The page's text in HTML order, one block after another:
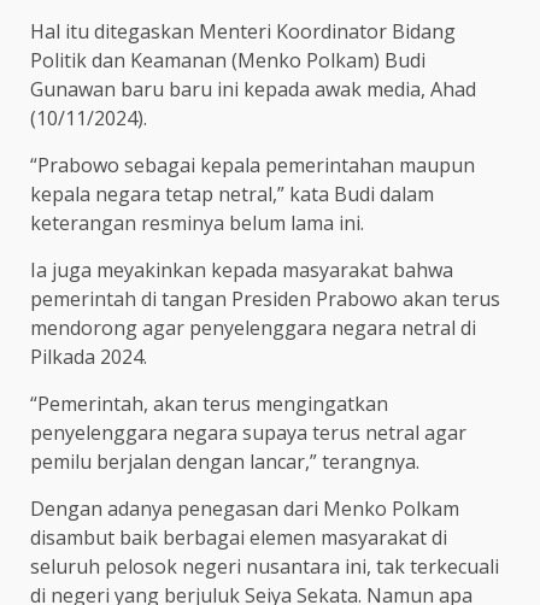
Hal itu ditegaskan Menteri Koordinator Bidang
Politik dan Keamanan (Menko Polkam) Budi
Gunawan baru baru ini kepada awak media, Ahad
(10/11/2024).
“Prabowo sebagai kepala pemerintahan maupun
kepala negara tetap netral,” kata Budi dalam
keterangan resminya belum lama ini.
Ia juga meyakinkan kepada masyarakat bahwa
pemerintah di tangan Presiden Prabowo akan terus
mendorong agar penyelenggara negara netral di
Pilkada 2024.
“Pemerintah, akan terus mengingatkan
penyelenggara negara supaya terus netral agar
pemilu berjalan dengan lancar,” terangnya.
Dengan adanya penegasan dari Menko Polkam
disambut baik berbagai elemen masyarakat di
seluruh pelosok negeri nusantara ini, tak terkecuali
di negeri yang berjuluk Seiya Sekata. Namun apa